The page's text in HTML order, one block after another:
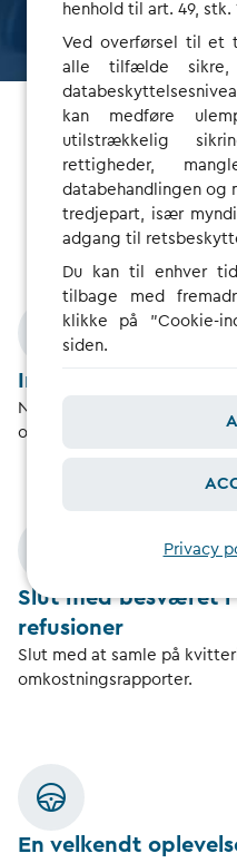
Lad uden
Ingen
Når kontiene er relateret,
omkostningerne.
Slut med besværet i
refusioner
Slut med at samle på
omkostningsrapporter.
En velkendt
henhold til art. 49, stk.
Ved overførsel til et
alle tilfælde
kan medføre
utilstrækkelig
rettigheder,
databehandlingen og
tredjepart, især
adgang til
Du kan til enhver
tilbage med
klikke på "Cookie-
siden.
Privacy